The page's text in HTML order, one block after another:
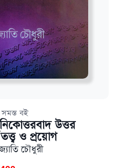
সমস্ত বই
উত্তর
ও প্রয়োগ
চৌধুরী